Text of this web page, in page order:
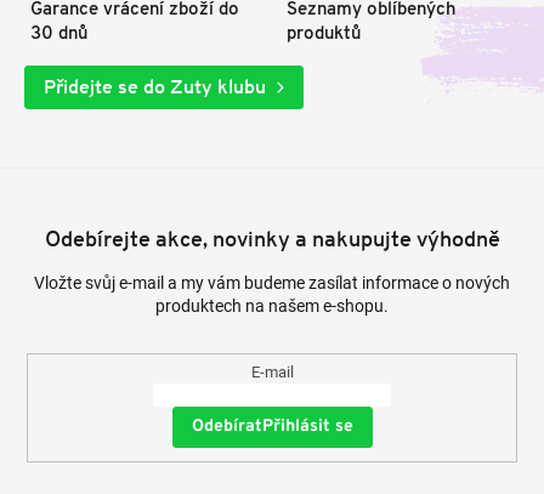
Garance vrácení zboží do
30 dnů
Seznamy oblíbených
produktů
Přidejte se do Zuty klubu
Odebírejte akce, novinky a nakupujte výhodně
Vložte svůj e-mail a my vám budeme zasílat informace o nových
produktech na našem e-shopu.
E-mail
Přihlásit se